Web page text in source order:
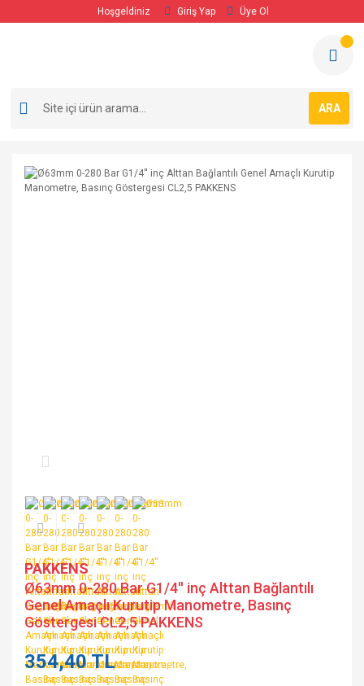
Hoşgeldiniz Giriş Yap Üye Ol
ARA
PAKKENS
Ø63mm 0-280 Bar G1/4'' inç Alttan Bağlantılı
Genel Amaçlı Kurutip Manometre, Basınç
Göstergesi CL2,5 PAKKENS
354,40 TL